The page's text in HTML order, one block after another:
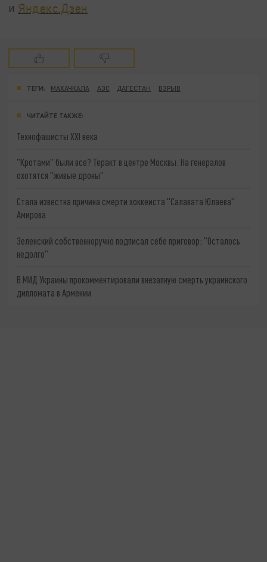
и Яндекс.Дзен
ТЕГИ: МАХАЧКАЛА АЗС ДАГЕСТАН ВЗРЫВ
ЧИТАЙТЕ ТАКЖЕ:
Технофашисты XXI века
"Кротами" были все? Теракт в центре Москвы: На генералов
охотятся "живые дроны"
Стала известна причина смерти хоккеиста "Салавата Юлаева"
Амирова
Зеленский собственноручно подписал себе приговор: "Осталось
недолго"
В МИД Украины прокомментировали внезапную смерть украинского
дипломата в Армении